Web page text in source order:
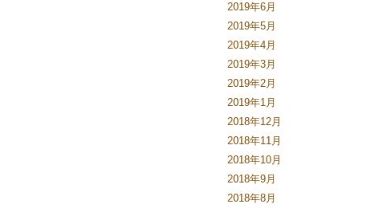
2019年6月
2019年5月
2019年4月
2019年3月
2019年2月
2019年1月
2018年12月
2018年11月
2018年10月
2018年9月
2018年8月